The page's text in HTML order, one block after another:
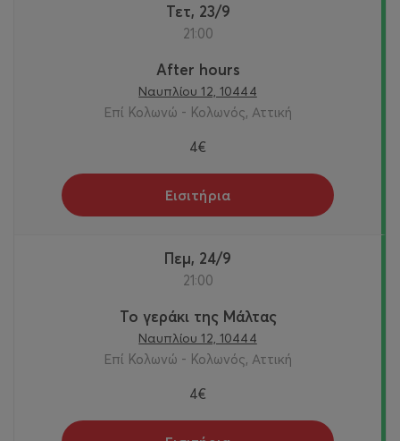
Τετ, 23/9
21:00
After hours
Ναυπλίου 12, 10444
Επί Κολωνώ - Κολωνός, Αττική
4€
Εισιτήρια
Πεμ, 24/9
21:00
Το γεράκι της Μάλτας
Ναυπλίου 12, 10444
Επί Κολωνώ - Κολωνός, Αττική
4€